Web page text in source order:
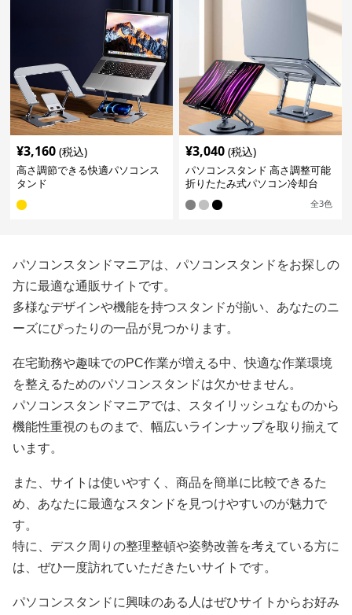
¥3,160 (税込)
高さ調節できる快適パソコンス
タンド
¥3,040 (税込)
パソコンスタンド 高さ調整可能
折りたたみ式パソコン冷却台
全3色
パソコンスタンドマニアは、パソコンスタンドをお探しの
方に最適な通販サイトです。
多様なデザインや機能を持つスタンドが揃い、あなたのニ
ーズにぴったりの一品が見つかります。
在宅勤務や趣味でのPC作業が増える中、快適な作業環境
を整えるためのパソコンスタンドは欠かせません。
パソコンスタンドマニアでは、スタイリッシュなものから
機能性重視のものまで、幅広いラインナップを取り揃えて
います。
また、サイトは使いやすく、商品を簡単に比較できるた
め、あなたに最適なスタンドを見つけやすいのが魅力で
す。
特に、デスク周りの整理整頓や姿勢改善を考えている方に
は、ぜひ一度訪れていただきたいサイトです。
パソコンスタンドに興味のある人はぜひサイトからお好み